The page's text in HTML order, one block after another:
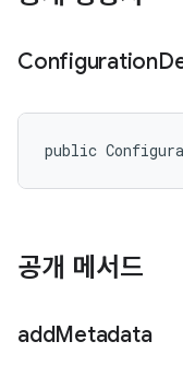
Configuration
public
공개 메서드
addMetadata